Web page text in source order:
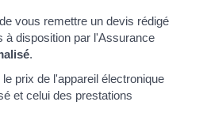
vous remettre un devis rédigé
à disposition par l'Assurance
.
prix de l'appareil électronique
et celui des prestations